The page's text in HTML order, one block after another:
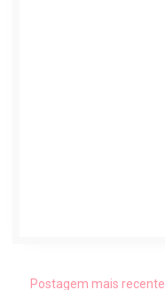
Postagem mais recente